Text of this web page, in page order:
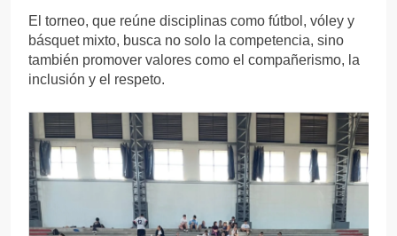
El torneo, que reúne disciplinas como fútbol, vóley y
básquet mixto, busca no solo la competencia, sino
también promover valores como el compañerismo, la
inclusión y el respeto.